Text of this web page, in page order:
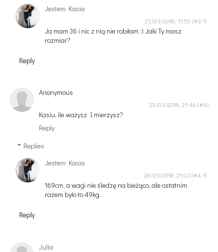
Jestem Kasia
25/03/2018, 17:50
Ja mam 36 i nic z nią nie robiłam :) Jaki Ty masz
rozmiar?
Reply
Anonymous
25/03/2018, 21:46
Kasiu, ile ważysz I mierzysz?
Reply
Replies
Jestem Kasia
26/03/2018, 21:03
169cm, a wagi nie śledzę na bieżąco, ale ostatnim
razem było to 49kg.
Reply
Julia